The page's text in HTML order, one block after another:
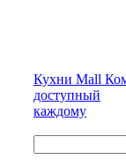
Кухни Mall
доступный
каждому